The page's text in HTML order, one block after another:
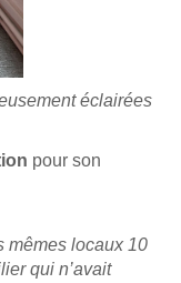
éclairées
pour son
mêmes locaux 10
qui n’avait